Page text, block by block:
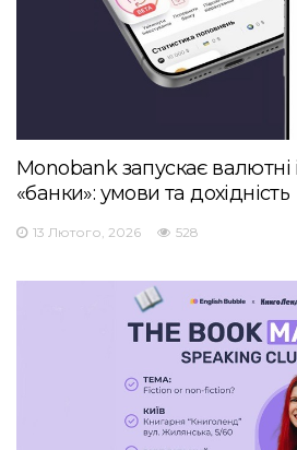
Monobank запускає валютні
«банки»: умови та дохідність
13 Лютого, 2026 528